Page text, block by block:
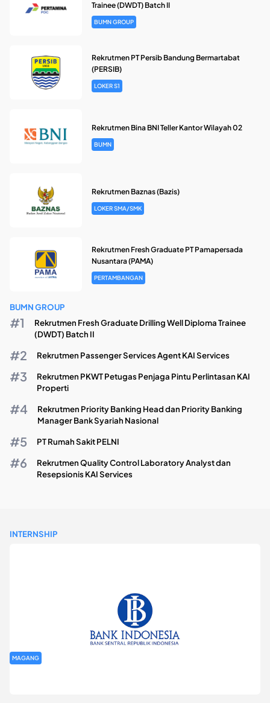
Trainee (DWDT) Batch II
BUMN GROUP
Rekrutmen PT Persib Bandung Bermartabat
(PERSIB)
LOKER S1
Rekrutmen Bina BNI Teller Kantor Wilayah 02
BUMN
Rekrutmen Baznas (Bazis)
LOKER SMA/SMK
Rekrutmen Fresh Graduate PT Pamapersada
Nusantara (PAMA)
PERTAMBANGAN
BUMN GROUP
Rekrutmen Fresh Graduate Drilling Well Diploma Trainee
(DWDT) Batch II
Rekrutmen Passenger Services Agent KAI Services
Rekrutmen PKWT Petugas Penjaga Pintu Perlintasan KAI
Properti
Rekrutmen Priority Banking Head dan Priority Banking
Manager Bank Syariah Nasional
PT Rumah Sakit PELNI
Rekrutmen Quality Control Laboratory Analyst dan
Resepsionis KAI Services
INTERNSHIP
MAGANG